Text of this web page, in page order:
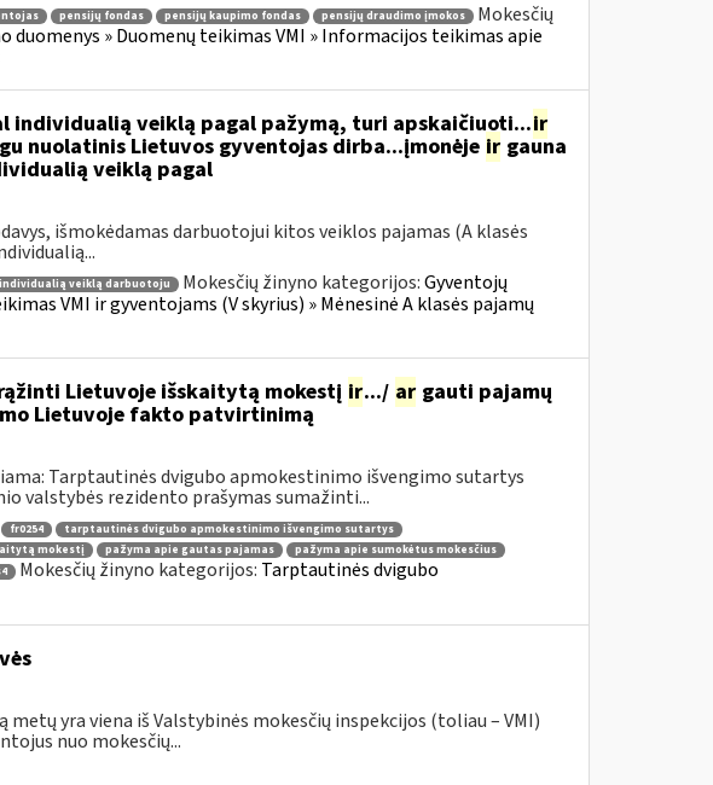
pensijų fondas pensijų kaupimo fondas pensijų draudimo įmokos
Mokesčių
duomenys » Duomenų teikimas VMI » Informacijos teikimas apie
individualią veiklą pagal pažymą, turi apskaičiuoti...ir
nuolatinis Lietuvos gyventojas dirba...įmonėje irgauna
veiklą pagal
išmokėdamas darbuotojui kitos veiklos pajamas (A klasės
veiklą darbuotoju Mokesčių žinyno kategorijos:Gyventojų
VMI ir gyventojams (V skyrius) » Mėnesinė A klasės pajamų
Lietuvoje išskaitytą mokestį ir.../ argauti pajamų
Lietuvoje fakto patvirtinimą
Tarptautinės dvigubo apmokestinimo išvengimo sutartys
valstybės rezidento prašymas sumažinti...
fr0254
tarptautinės dvigubo apmokestinimo išvengimo sutartys
mokestį pažyma apie gautas pajamas
pažyma apie sumokėtus mokesčius
Mokesčių žinyno kategorijos: Tarptautinės dvigubo
yra viena iš Valstybinės mokesčių inspekcijos (toliau – VMI)
nuo mokesčių...